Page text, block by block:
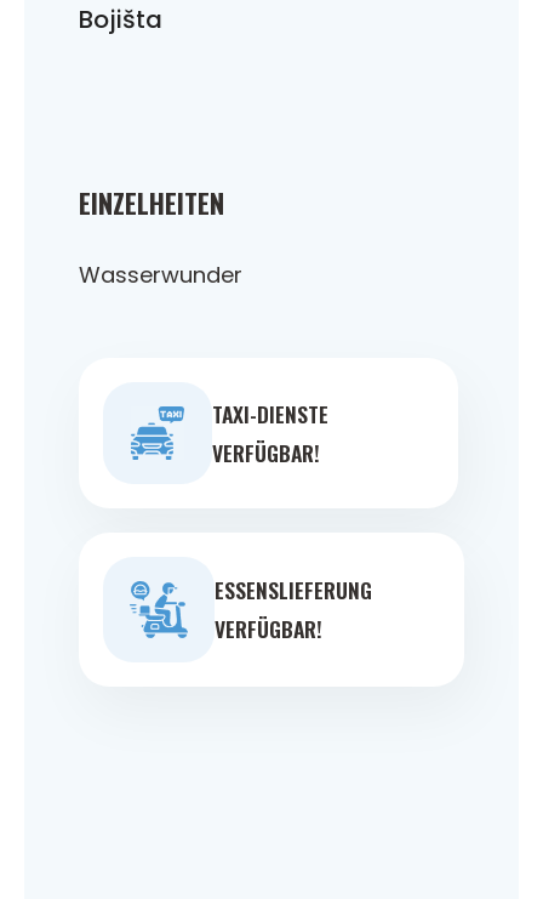
EINZELHEITEN
Wasserwunder
TAXI-DIENSTE
VERFÜGBAR!
ESSENSLIEFERUNG
VERFÜGBAR!
Bojišta